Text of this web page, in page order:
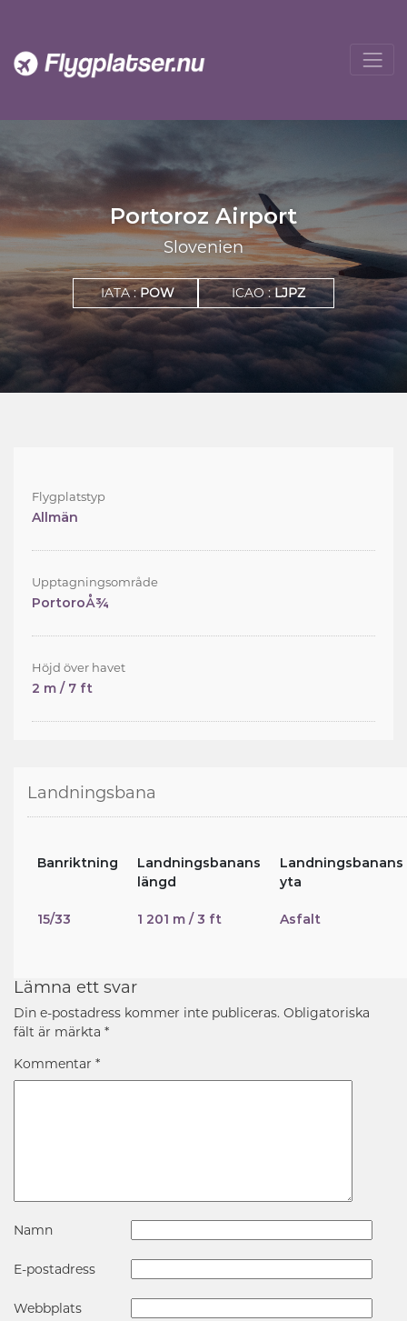
Portoroz Airport
Slovenien
IATA :POW ICAO :LJPZ
Flygplatstyp
Allmän
Upptagningsområde
PortoroÅ¾
Höjd över havet
2 m / 7 ft
Landningsbana
Banriktning
Landningsbanans
längd
Landningsbanans
yta
15/33 1 201 m / 3 ft Asfalt
Lämna ett svar
Din e-postadress kommer inte publiceras. Obligatoriska
fält är märkta *
Kommentar *
Namn
E-postadress
Webbplats